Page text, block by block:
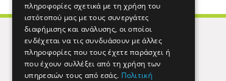
πληροφορίες σχετικά με τη χρήση του
ιστότοπού μας με τους συνεργάτες
διαφήμισης και ανάλυσης, οι οποίοι
ενδέχεται να τις συνδυάσουν με άλλες
πληροφορίες που τους έχετε παράσχει ή
που έχουν συλλέξει από τη χρήση των
υπηρεσιών τους από εσάς. Πολιτική